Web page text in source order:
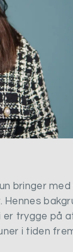
bringer med
trygge på
i tiden